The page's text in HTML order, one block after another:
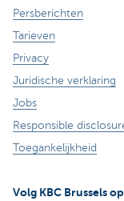
Persberichten
Tarieven
Privacy
Juridische verklaring
Jobs
Responsible
Toegankelijkheid
Volg KBC Brussels op